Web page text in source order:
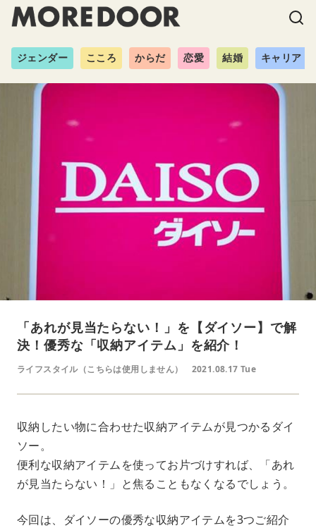
ジェンダー こころ からだ 恋愛 結婚 キャリア
「あれが見当たらない！」を【ダイソー】で解
決！優秀な「収納アイテム」を紹介！
ライフスタイル（こちらは使用しません） 2021.08.17 Tue
収納したい物に合わせた収納アイテムが見つかるダイ
ソー。
便利な収納アイテムを使ってお片づけすれば、「あれ
が見当たらない！」と焦ることもなくなるでしょう。
今回は、ダイソーの優秀な収納アイテムを3つご紹介